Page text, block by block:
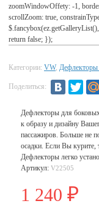
zoomWindowOffety: -1,
scrollZoom: true,
return false; });
Категории: VW, Дефлекторы
Поделиться:
Дефлекторы для
к образу и дизайну
пассажиров. Больше не
осадки. Если Вы курите,
Дефлекторы легко
Артикул: V22505
1 240 ₽